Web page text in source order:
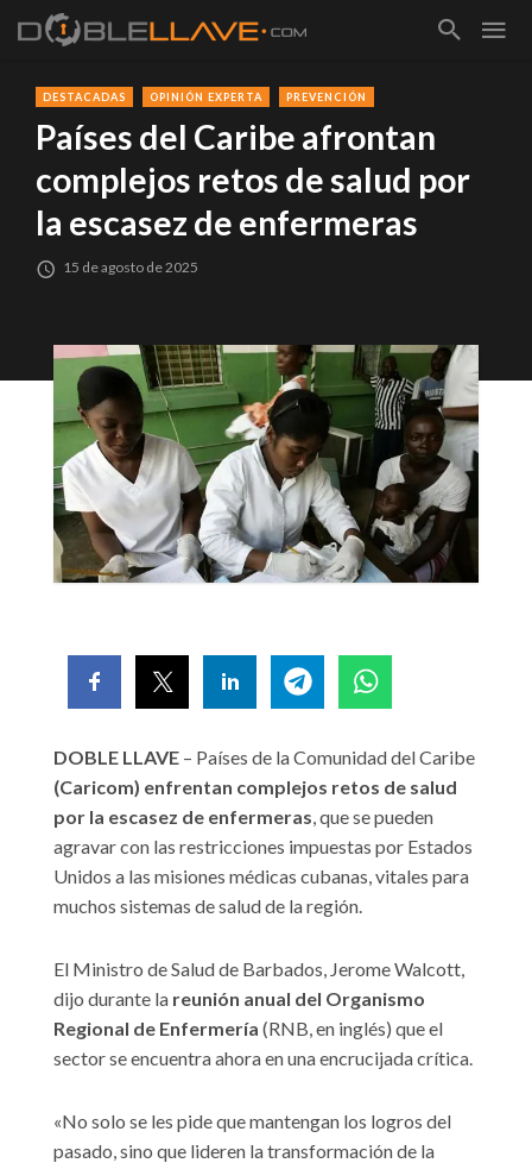
DESTACADAS OPINIÓN EXPERTA PREVENCIÓN
Países del Caribe afrontan
complejos retos de salud por
la escasez de enfermeras
15 de agosto de 2025
DOBLE LLAVE – Países de la Comunidad del Caribe
(Caricom) enfrentan complejos retos de salud
por la escasez de enfermeras , que se pueden
agravar con las restricciones impuestas por Estados
Unidos a las misiones médicas cubanas, vitales para
muchos sistemas de salud de la región.
El Ministro de Salud de Barbados, Jerome Walcott,
dijo durante la reunión anual del Organismo
Regional de Enfermería (RNB, en inglés) que el
sector se encuentra ahora en una encrucijada crítica.
«No solo se les pide que mantengan los logros del
pasado, sino que lideren la transformación de la